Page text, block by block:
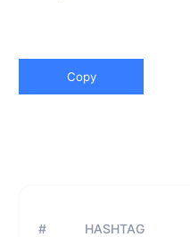
Copy
# HASHTAG